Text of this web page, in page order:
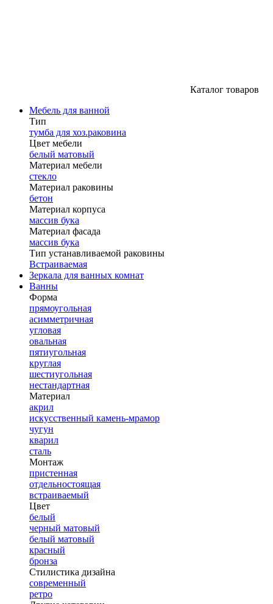
Каталог товаров
Мебель для ванной
Тип
тумба для хоз.раковина
Цвет мебели
белый матовый
Материал мебели
стекло
Материал раковины
бетон
Материал корпуса
массив бука
Материал фасада
массив бука
Тип устанавливаемой раковины
Встраиваемая
Зеркала для ванных комнат
Ванны
Форма
прямоугольная
асимметричная
угловая
овальная
пятиугольная
круглая
шестиугольная
нестандартная
Материал
акрил
искусственный камень-мрамор
чугун
кварил
сталь
Монтаж
пристенная
отдельностоящая
встраиваемый
Цвет
белый
черный матовый
белый матовый
красный
бронза
Стилистика дизайна
современный
ретро